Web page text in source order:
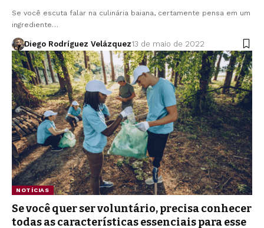
Se você escuta falar na culinária baiana, certamente pensa em um
ingrediente…
Diego Rodríguez Velázquez13 de maio de 2022
NOTÍCIAS
Se você quer ser voluntário, precisa conhecer
todas as características essenciais para esse